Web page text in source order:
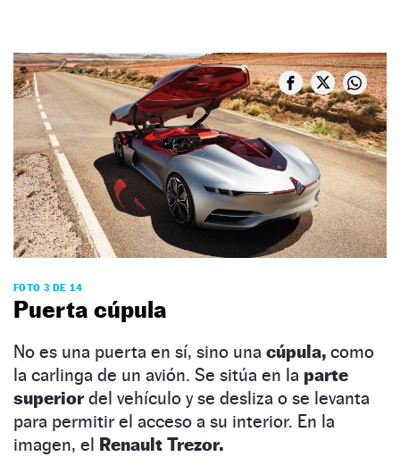
FOTO 3 DE 14
Puerta cúpula
No es una puerta en sí, sino una cúpula, como
la carlinga de un avión. Se sitúa en la parte
superiordel vehículo y se desliza o se levanta
para permitir el acceso a su interior. En la
imagen, el
Renault Trezor.